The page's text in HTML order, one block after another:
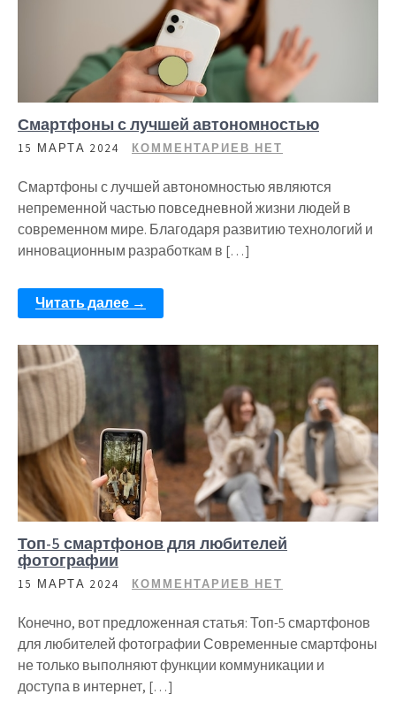
Смартфоны с лучшей автономностью
15 МАРТА 2024 КОММЕНТАРИЕВ НЕТ
Смартфоны с лучшей автономностью являются
непременной частью повседневной жизни людей в
современном мире. Благодаря развитию технологий и
инновационным разработкам в […]
Читать далее →
Топ-5 смартфонов для любителей
фотографии
15 МАРТА 2024 КОММЕНТАРИЕВ НЕТ
Конечно, вот предложенная статья: Топ-5 смартфонов
для любителей фотографии Современные смартфоны
не только выполняют функции коммуникации и
доступа в интернет, […]